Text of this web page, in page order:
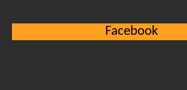
Facebook